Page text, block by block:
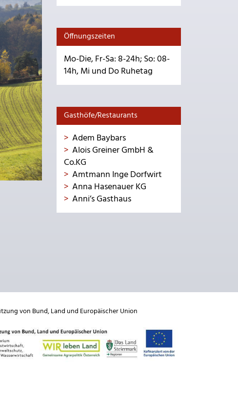
Öffnungszeiten
Mo-Die, Fr-Sa: 8-24h; So: 08-
14h, Mi und Do Ruhetag
Gasthöfe/Restaurants
Adem Baybars
Alois Greiner GmbH &
Co.KG
Amtmann Inge Dorfwirt
Anna Hasenauer KG
Anni’s Gasthaus
von Bund,Land und Europäischer Union